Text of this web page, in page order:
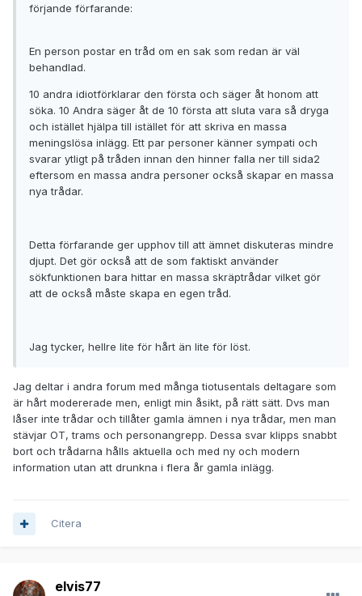
förjande förfarande:
En person postar en tråd om en sak som redan är väl
behandlad.
10 andra idiotförklarar den första och säger åt honom att
söka. 10 Andra säger åt de 10 första att sluta vara så dryga
och istället hjälpa till istället för att skriva en massa
meningslösa inlägg. Ett par personer känner sympati och
svarar ytligt på tråden innan den hinner falla ner till sida2
eftersom en massa andra personer också skapar en massa
nya trådar.
Detta förfarande ger upphov till att ämnet diskuteras mindre
djupt. Det gör också att de som faktiskt använder
sökfunktionen bara hittar en massa skräptrådar vilket gör
att de också måste skapa en egen tråd.
Jag tycker, hellre lite för hårt än lite för löst.
Jag deltar i andra forum med många tiotusentals deltagare som
är hårt modererade men, enligt min åsikt, på rätt sätt. Dvs man
låser inte trådar och tillåter gamla ämnen i nya trådar, men man
stävjar OT, trams och personangrepp. Dessa svar klipps snabbt
bort och trådarna hålls aktuella och med ny och modern
information utan att drunkna i flera år gamla inlägg.
Citera
elvis77